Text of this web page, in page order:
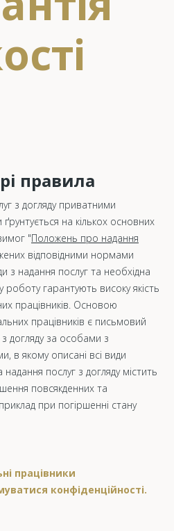
правила
з догляду приватними
на кількох основних
"Положень про надання
відповідними нормами
з надання послуг та необхідна
гарантують високу якість
працівників. Основою
працівників є письмовий
догляду за особами з
в якому описані всі види
послуг з догляду містить
повсякденних та
при погіршенні стану
працівники
конфіденційності.